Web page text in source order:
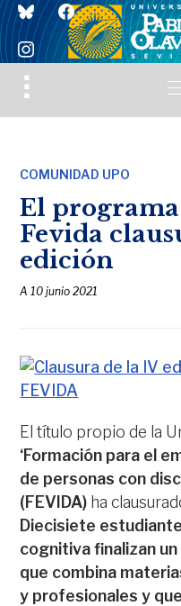
blueskyfacebook
instagram
Toggle
sidebar
COMUNIDAD UPO
El
Fevida
edición
A10 junio 2021
El título propio de la
‘Formación para el
de personas con
(FEVIDA) ha
Diecisiete
cognitiva finalizan
que combina
y profesionales y